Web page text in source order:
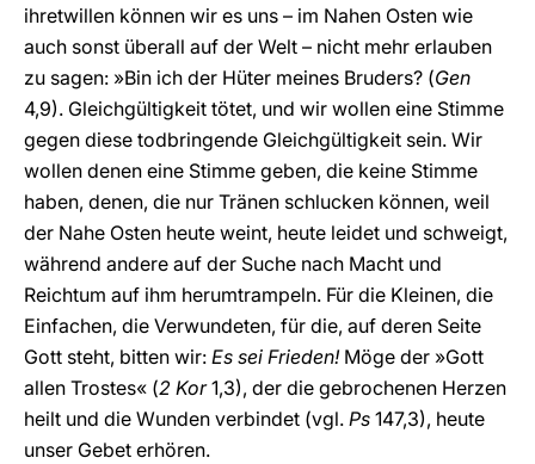
ihretwillen können wir es uns – im Nahen Osten wie
auch sonst überall auf der Welt – nicht mehr erlauben
zu sagen: »Bin ich der Hüter meines Bruders? (Gen
4,9). Gleichgültigkeit tötet, und wir wollen eine Stimme
gegen diese todbringende Gleichgültigkeit sein. Wir
wollen denen eine Stimme geben, die keine Stimme
haben, denen, die nur Tränen schlucken können, weil
der Nahe Osten heute weint, heute leidet und schweigt,
während andere auf der Suche nach Macht und
Reichtum auf ihm herumtrampeln. Für die Kleinen, die
Einfachen, die Verwundeten, für die, auf deren Seite
Gott steht, bitten wir: Es sei Frieden!Möge der »Gott
allen Trostes« (2 Kor1,3), der die gebrochenen Herzen
heilt und die Wunden verbindet (vgl. Ps 147,3), heute
unser Gebet erhören.